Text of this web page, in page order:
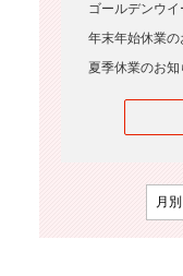
ゴールデンウ
年末年始休業の
夏季休業のお知